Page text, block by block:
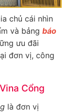
chủ cái nhìn
và bảng báo
ưu đãi
đơn vị, công
Cổng
là đơn vị